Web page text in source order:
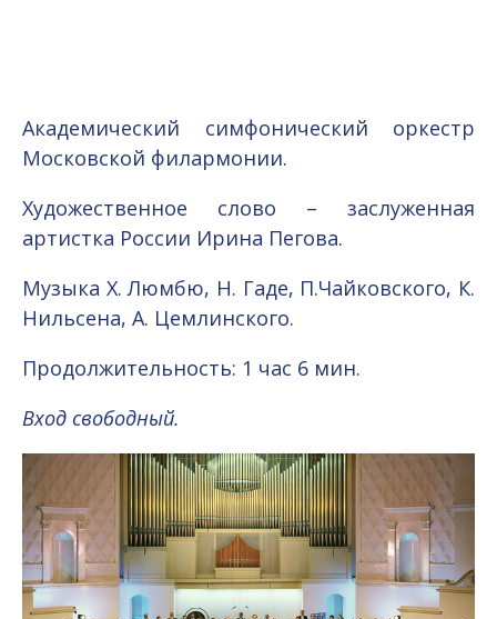
Академический симфонический оркестр
Московской филармонии.
Художественное слово – заслуженная
артистка России Ирина Пегова.
Музыка Х. Люмбю, Н. Гаде, П.Чайковского, К.
Нильсена, А. Цемлинского.
Продолжительность: 1 час 6 мин.
Вход свободный.